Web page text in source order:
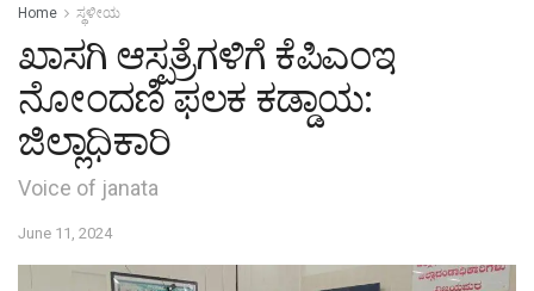
Home ಸ್ಥಳೀಯ
ಖಾಸಗಿ ಆಸ್ಪತ್ರೆಗಳಿಗೆ ಕೆಪಿಎಂಇ
ನೋಂದಣಿ ಫಲಕ ಕಡ್ಡಾಯ:
ಜಿಲ್ಲಾಧಿಕಾರಿ
Voice of janata
June 11, 2024